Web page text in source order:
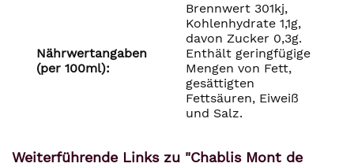
Nährwertangaben
(per 100ml):
Brennwert 301kj,
Kohlenhydrate 1,1g,
davon Zucker 0,3g.
Enthält geringfügige
Mengen von Fett,
gesättigten
Fettsäuren, Eiweiß
und Salz.
Weiterführende Links zu "Chablis Mont de